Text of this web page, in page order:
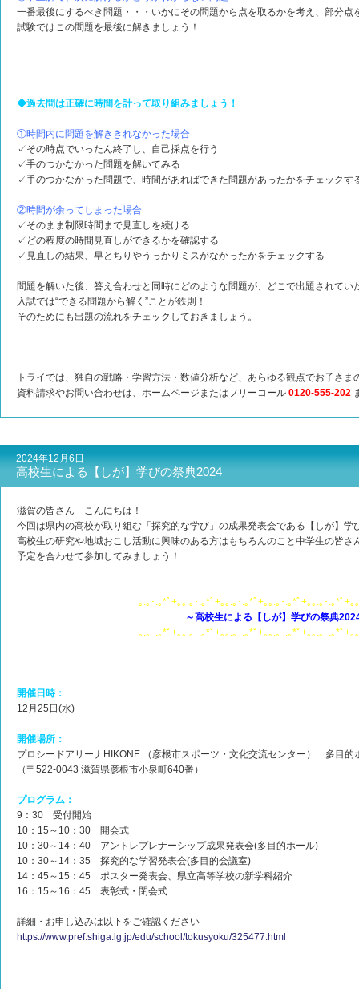
一番最後にするべき問題・・・いかにその問題から点を取るかを考え、部分点
試験ではこの問題を最後に解きましょう！
◆過去問は正確に時間を計って取り組みましょう！
①時間内に問題を解ききれなかった場合
✓その時点でいったん終了し、自己採点を行う
✓手のつかなかった問題を解いてみる
✓手のつかなかった問題で、時間があればできた問題があったかをチェックす
②時間が余ってしまった場合
✓そのまま制限時間まで見直しを続ける
✓どの程度の時間見直しができるかを確認する
✓見直しの結果、早とちりやうっかりミスがなかったかをチェックする
問題を解いた後、答え合わせと同時にどのような問題が、どこで出題されてい
入試では“できる問題から解く”ことが鉄則！
そのためにも出題の流れをチェックしておきましょう。
トライでは、独自の戦略・学習方法・数値分析など、あらゆる観点でお子さま
資料請求やお問い合わせは、ホームページまたはフリーコール 0120-555-202
2024年12月6日
高校生による【しが】学びの祭典2024
滋賀の皆さん こんにちは！
今回は県内の高校が取り組む「探究的な学び」の成果発表会である【しが】学
高校生の研究や地域おこし活動に興味のある方はもちろんのこと中学生の皆さ
予定を合わせて参加してみましょう！
｡.｡･.｡*ﾟ+｡｡.｡･.｡*ﾟ+｡｡.｡･.｡*ﾟ+｡｡.｡･.｡*ﾟ+｡｡.｡･.｡*ﾟ+｡
～高校生による【しが】学びの祭典
｡.｡･.｡*ﾟ+｡｡.｡･.｡*ﾟ+｡｡.｡･.｡*ﾟ+｡｡.｡･.｡*ﾟ+｡｡.｡･.｡*ﾟ+｡
開催日時：
12月25日(水)
開催場所：
プロシードアリーナHIKONE （彦根市スポーツ・文化交流センター） 多目的
（〒522-0043 滋賀県彦根市小泉町640番）
プログラム：
9：30 受付開始
10：15～10：30 開会式
10：30～14：40 アントレプレナーシップ成果発表会(多目的ホール)
10：30～14：35 探究的な学習発表会(多目的会議室)
14：45～15：45 ポスター発表会、県立高等学校の新学科紹介
16：15～16：45 表彰式・閉会式
詳細・お申し込みは以下をご確認ください
https://www.pref.shiga.lg.jp/edu/school/tokusyoku/325477.html